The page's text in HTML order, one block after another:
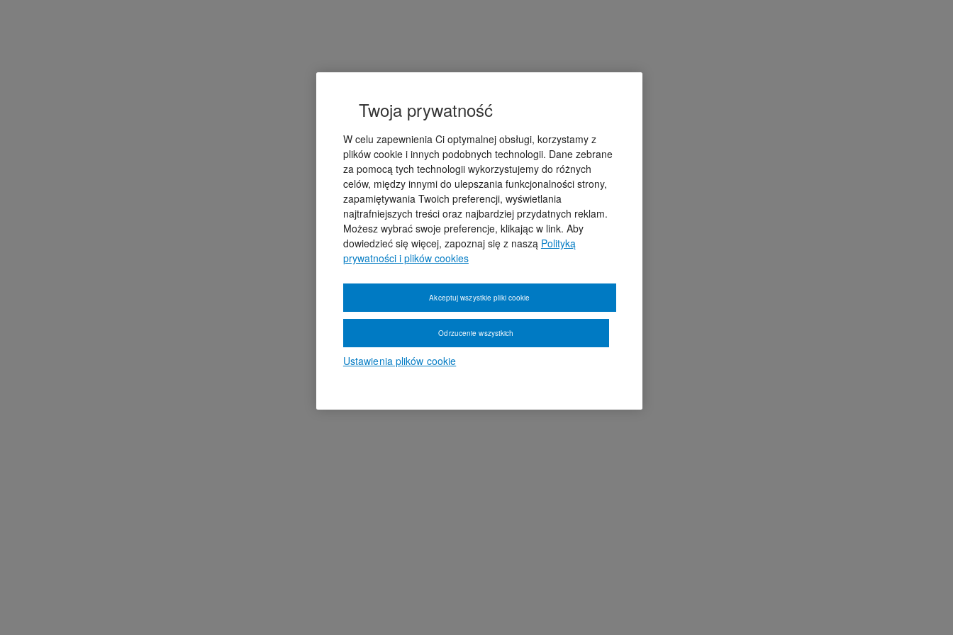
Twoja prywatność
W celu zapewnienia Ci optymalnej obsługi, korzystamy z
plików cookie i innych podobnych technologii. Dane zebrane
za pomocą tych technologii wykorzystujemy do różnych
celów, między innymi do ulepszania funkcjonalności strony,
zapamiętywania Twoich preferencji, wyświetlania
najtrafniejszych treści oraz najbardziej przydatnych reklam.
Możesz wybrać swoje preferencje, klikając w link. Aby
dowiedzieć się więcej, zapoznaj się z naszą Polityką
prywatności i plików cookies
Ustawienia plików cookie
Odrzucenie wszystkich
Akceptuj wszystkie pliki cookie